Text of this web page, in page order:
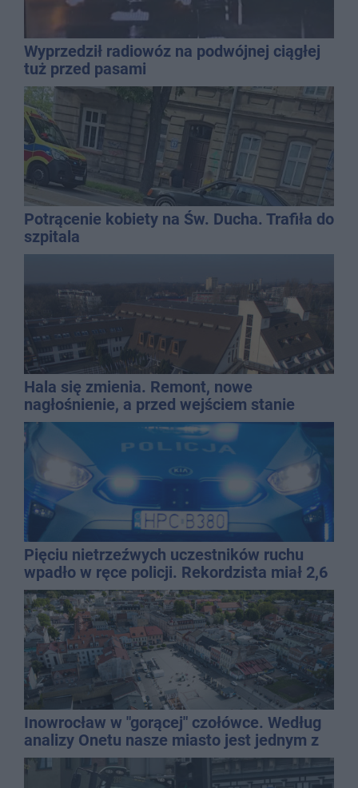
Wyprzedził radiowóz na podwójnej ciągłej
tuż przed pasami
Potrącenie kobiety na Św. Ducha. Trafiła do
szpitala
Hala się zmienia. Remont, nowe
nagłośnienie, a przed wejściem stanie
QEMETICA ARENA
Pięciu nietrzeźwych uczestników ruchu
wpadło w ręce policji. Rekordzista miał 2,6
promila
Inowrocław w "gorącej" czołówce. Według
analizy Onetu nasze miasto jest jednym z
najbardziej narażonych na upały